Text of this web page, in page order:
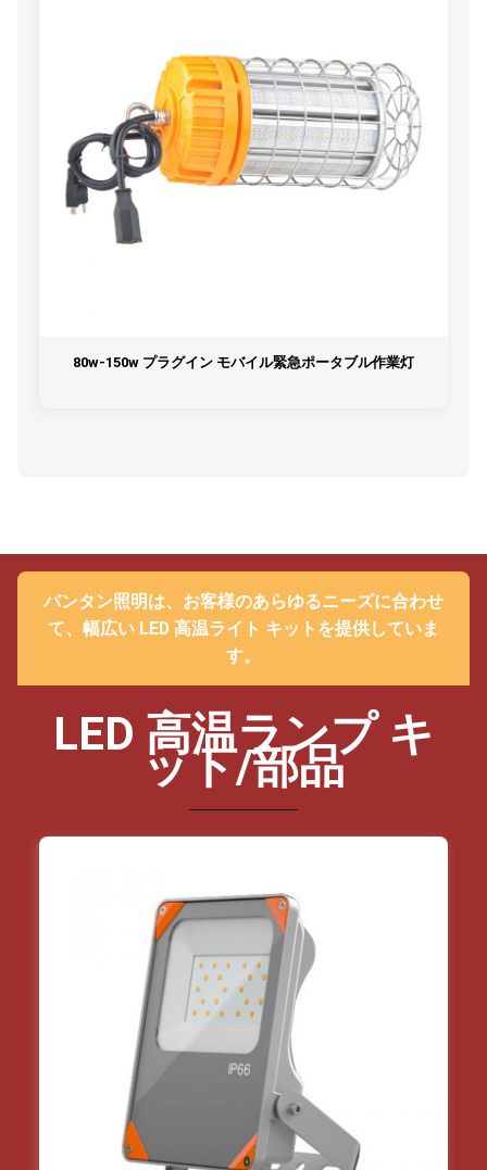
80w-150w プラグイン モバイル緊急ポータブル作業灯
バンタン照明は、お客様のあらゆるニーズに合わせ
て、幅広い LED 高温ライト キットを提供していま
す。
LED 高温ランプ キ
ット/部品